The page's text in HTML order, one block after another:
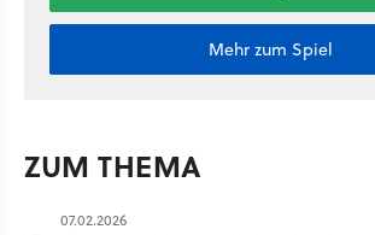
Mehr zum Spiel
ZUM THEMA
07.02.2026